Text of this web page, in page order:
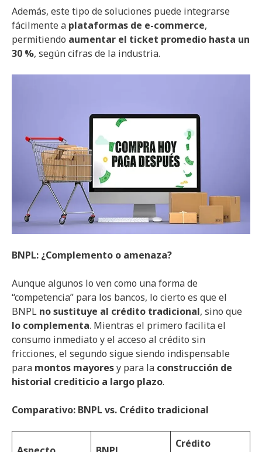
Además, este tipo de soluciones puede integrarse
fácilmente a plataformas de e-commerce,
permitiendo aumentar el ticket promedio hasta un
30 %, según cifras de la industria.
BNPL: ¿Complemento o amenaza?
Aunque algunos lo ven como una forma de
“competencia” para los bancos, lo cierto es que el
BNPL no sustituye al crédito tradicional, sino que
lo complementa. Mientras el primero facilita el
consumo inmediato y el acceso al crédito sin
fricciones, el segundo sigue siendo indispensable
para montos mayoresy para la construcción de
historial crediticio a largo plazo.
Comparativo: BNPL vs. Crédito tradicional
Crédito